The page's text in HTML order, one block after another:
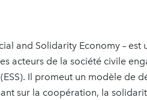
and Solidarity Economy –
acteurs de la société civile
Il promeut un modèle de
sur la coopération, la